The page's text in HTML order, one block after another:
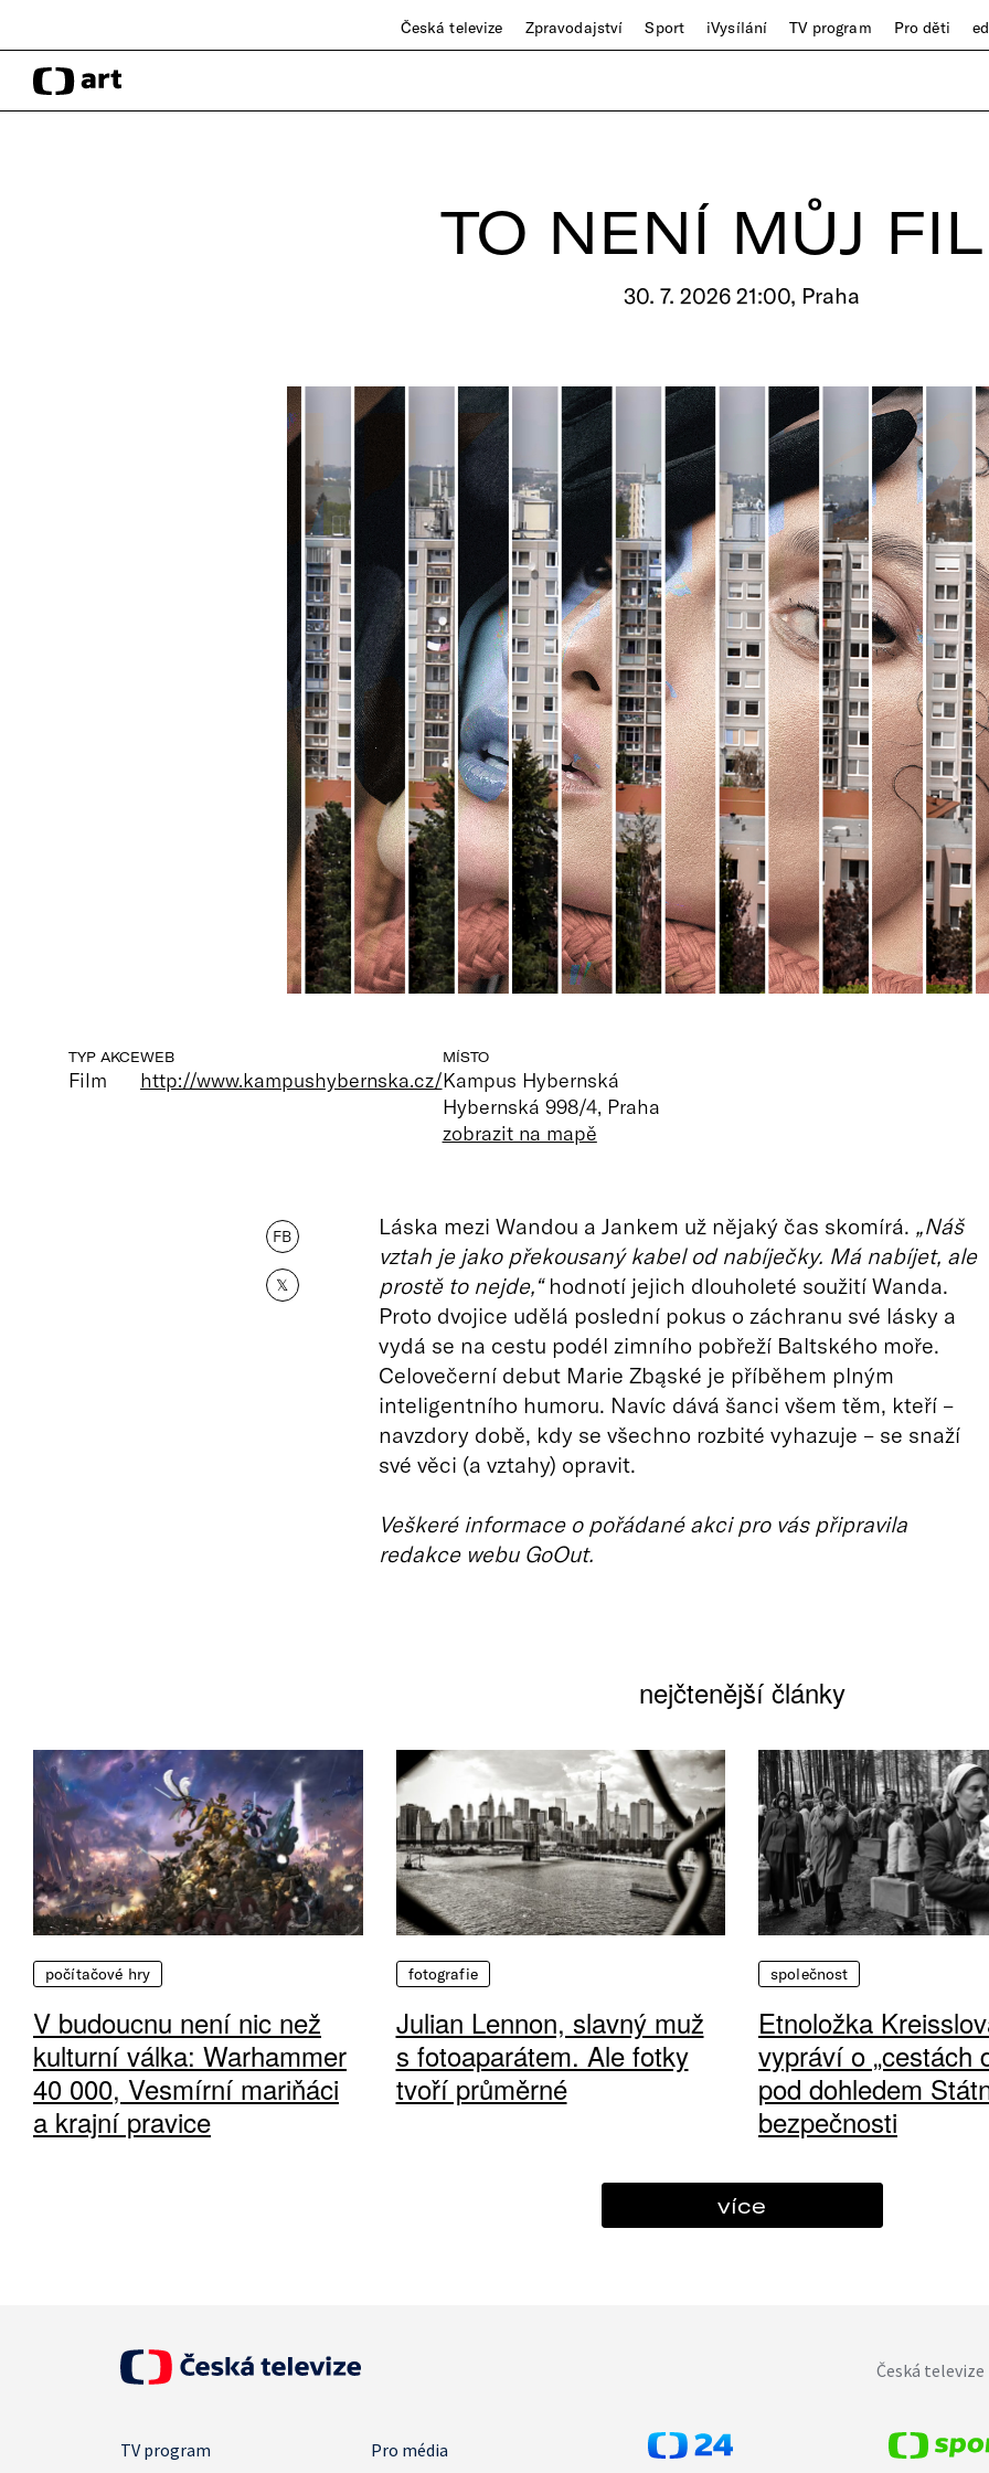
Česká televize Zpravodajství Sport iVysílání TV program Pro děti
TO NENÍ MŮJ
30. 7. 2026 21:00, Praha
TYP AKCE
Film
WEB
http://www.kampushybernska.cz/
MÍSTO
Kampus Hybernská
Hybernská 998/4, Praha
zobrazit na mapě
FB
𝕏
Láska mezi Wandou a Jankem už nějaký čas skomírá. „Náš
vztah je jako překousaný kabel od nabíječky. Má nabíjet, ale
prostě to nejde,“hodnotí jejich dlouholeté soužití Wanda.
Proto dvojice udělá poslední pokus o záchranu své lásky a
vydá se na cestu podél zimního pobřeží Baltského moře.
Celovečerní debut Marie Zbąské je příběhem plným
inteligentního humoru. Navíc dává šanci všem těm, kteří –
navzdory době, kdy se všechno rozbité vyhazuje – se snaží
své věci (a vztahy) opravit.
Veškeré informace o pořádané akci pro vás připravila
redakce webu GoOut.
nejčtenější články
počítačové hry
V budoucnu není nic než
kulturní válka: Warhammer
40 000, Vesmírní mariňáci
a krajní pravice
fotografie
Julian Lennon, slavný muž
s fotoaparátem. Ale fotky
tvoří průměrné
společnost
Etnoložka
vypráví o „cestách
pod dohledem
bezpečnosti
více
Česká
TV program Pro média